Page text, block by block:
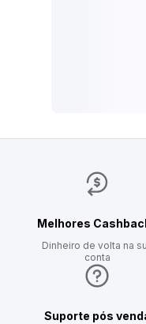
Melhores
Dinheiro de volta na
conta
Suporte pós